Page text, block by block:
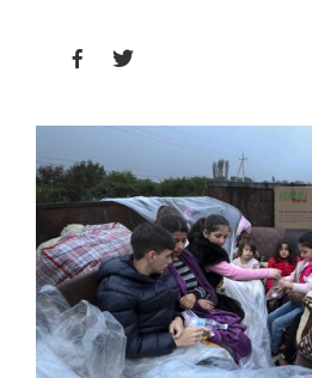
 